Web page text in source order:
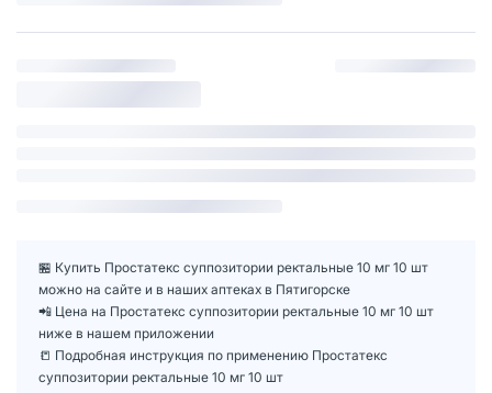
🏪 Купить Простатекс суппозитории ректальные 10 мг 10 шт
можно на сайте и в наших аптеках в Пятигорске
📲 Цена на Простатекс суппозитории ректальные 10 мг 10 шт
ниже в нашем приложении
📒 Подробная инструкция по применению Простатекс
суппозитории ректальные 10 мг 10 шт